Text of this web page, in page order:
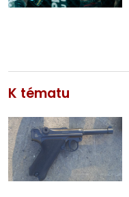
K tématu